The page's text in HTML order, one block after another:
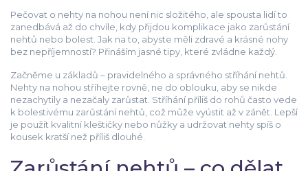
Pečovat o nehty na nohou není nic složitého, ale spousta lidí to
zanedbává až do chvíle, kdy přijdou komplikace jako zarůstání
nehtů nebo bolest. Jak na to, abyste měli zdravé a krásné nohy
bez nepříjemností? Přináším jasné tipy, které zvládne každý.
Začněme u základů – pravidelného a správného stříhání nehtů.
Nehty na nohou stříhejte rovně, ne do oblouku, aby se nikde
nezachytily a nezačaly zarůstat. Stříhání příliš do rohů často vede
k bolestivému zarůstání nehtů, což může vyústit až v zánět. Lepší
je použít kvalitní kleštičky nebo nůžky a udržovat nehty spíš o
kousek kratší než příliš dlouhé.